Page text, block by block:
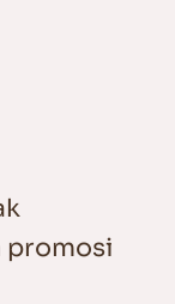
promosi